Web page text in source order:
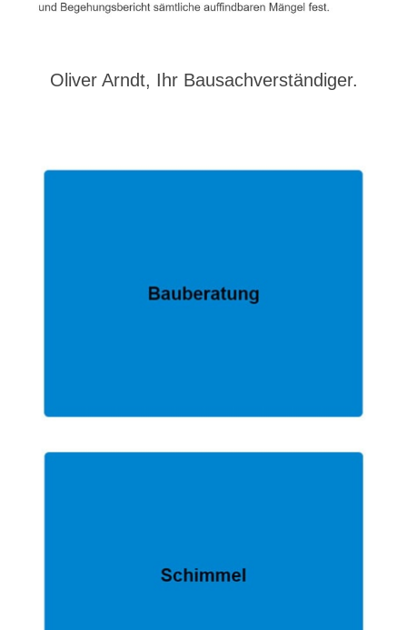
Oliver Arndt, Ihr Bausachverständiger.